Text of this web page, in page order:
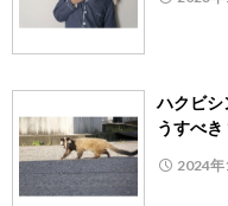
ハクビシ
うすべ
2024年